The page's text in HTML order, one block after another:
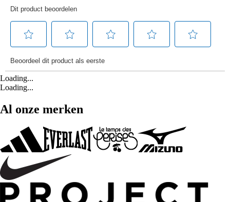
Loading...
Loading...
Al onze merken